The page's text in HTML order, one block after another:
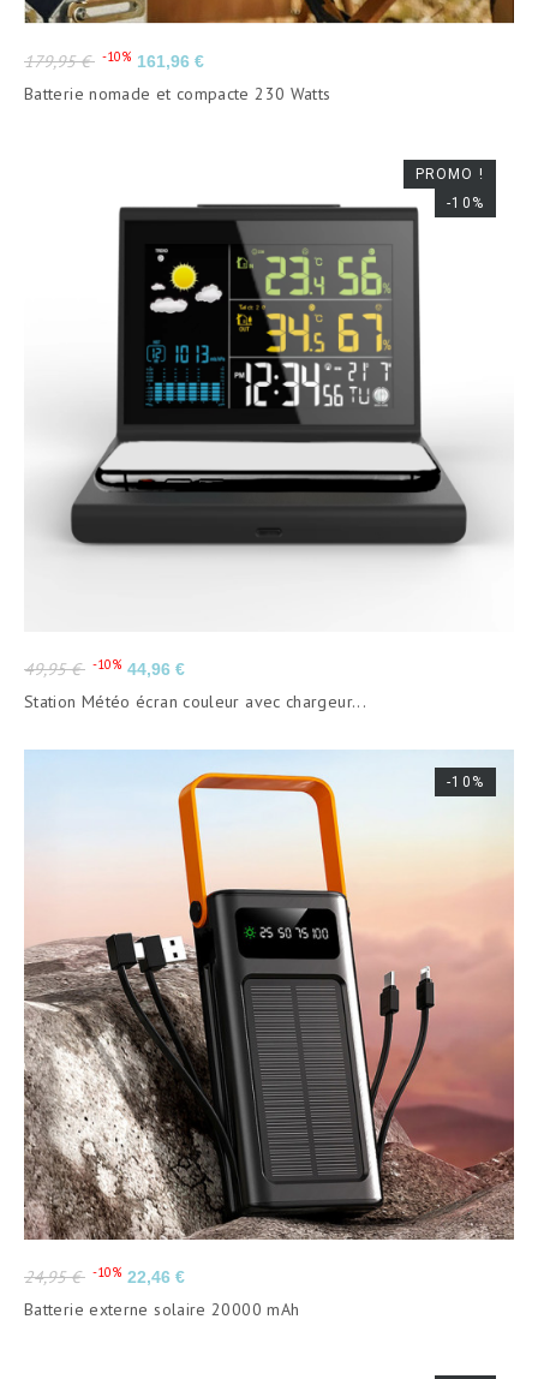
Prix
de
base
179,95 € -10% Prix
161,96 €
Batterie nomade et compacte 230 Watts
PROMO !
-10%
Prix
de
base
49,95 € -10% Prix
44,96 €
Station Météo écran couleur avec chargeur...
-10%
Prix
de
base
24,95 € -10% Prix
22,46 €
Batterie externe solaire 20000 mAh